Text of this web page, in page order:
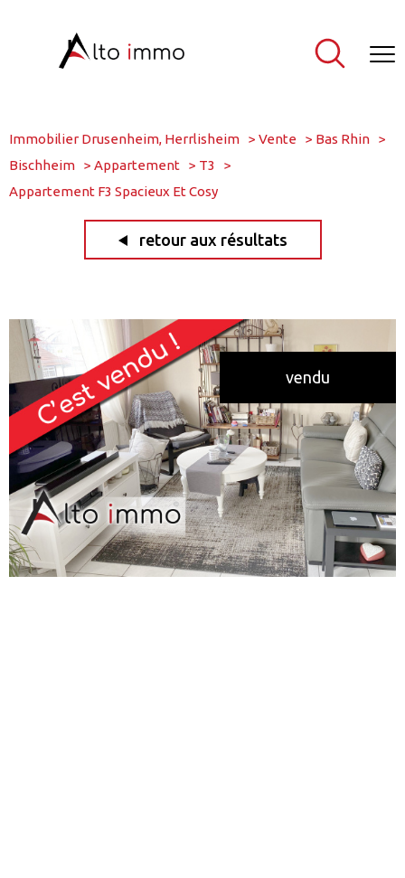
Immobilier Drusenheim, Herrlisheim Vente
Bas Rhin
Bischheim
Appartement
T3
Appartement F3 Spacieux Et Cosy
retour aux résultats
vendu